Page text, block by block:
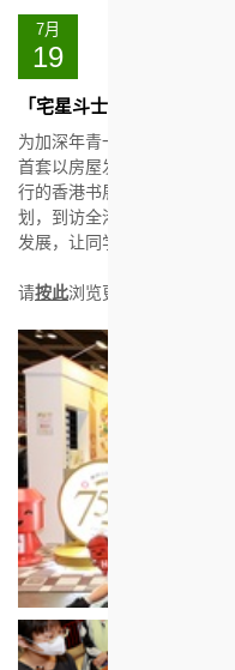
及
活
动
7月
19
「宅星斗士」桌上游戏体
为加深年青一代对香港房屋
首套以房屋发展为主题的「
行的香港书展设置摊位让公
划，到访全港中小学及非牟
发展，让同学从游戏中学习。
请按此浏览更多详情。